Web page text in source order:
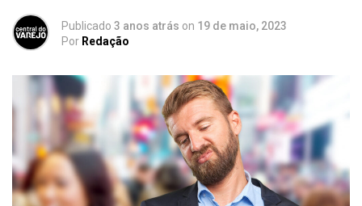
Publicado 3 anos atrás on 19 de maio, 2023
Por Redação